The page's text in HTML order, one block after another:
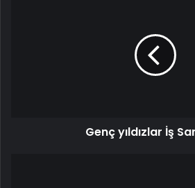
Genç yıldızlar İş